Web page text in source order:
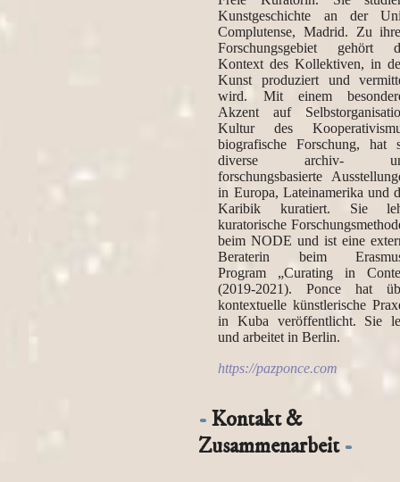
Kunstgeschichte an der
Complutense, Madrid. Zu
Forschungsgebiet gehört
Kontext des Kollektiven, in
Kunst produziert und
wird. Mit einem
Akzent auf
Kultur des
biografische Forschung, hat
diverse archiv-
forschungsbasierte
in Europa, Lateinamerika und
Karibik kuratiert. Sie
kuratorische
beim NODE und ist eine
Beraterin beim
Program „Curating in
(2019-2021). Ponce hat
kontextuelle künstlerische
in Kuba veröffentlicht. Sie
und arbeitet in Berlin.
https://pazponce.com
Kontakt &
Zusammenarbeit